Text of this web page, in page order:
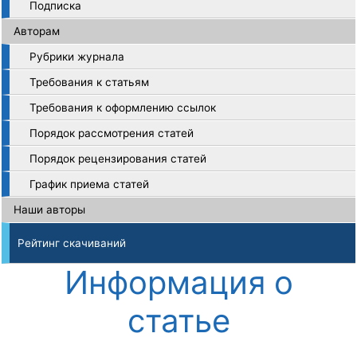
Подписка
Авторам
Рубрики журнала
Требования к статьям
Требования к оформлению ссылок
Порядок рассмотрения статей
Порядок рецензирования статей
График приема статей
Наши авторы
Рейтинг скачиваний
Информация о
статье